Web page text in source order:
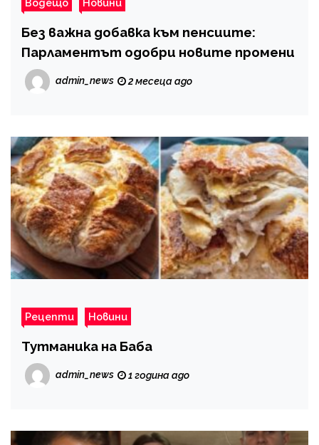
Водещо Новини
Без важна добавка към пенсиите:
Парламентът одобри новите промени
admin_news 2 месеца ago
Рецепти Новини
Тутманика на Баба
admin_news 1 година ago